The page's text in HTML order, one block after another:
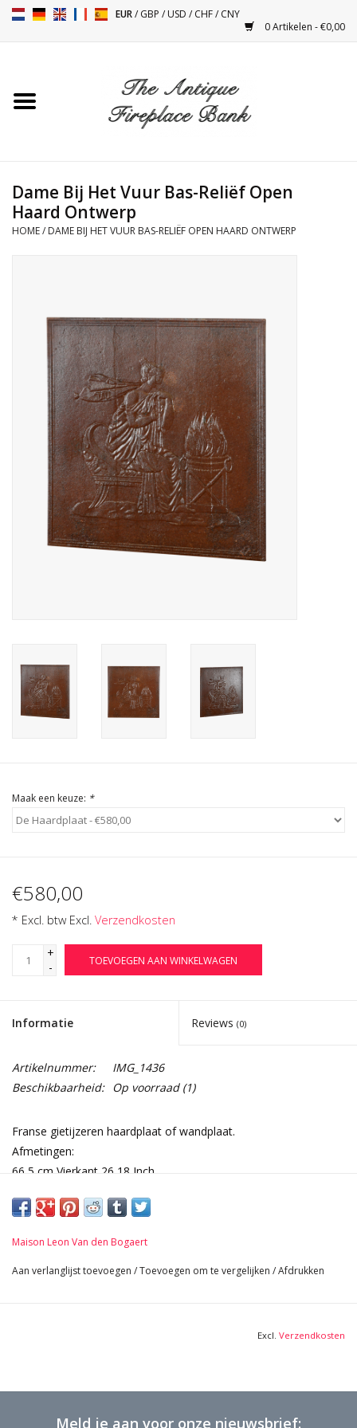
EUR/GBP /USD /CHF/CNY
0 Artikelen - €0,00
Toebehoren
Kacheltjes
Antiquiteiten en Vintage
Objecten
Decoratieve Outdoor
Objecten
Vloeren - Steen, Terra Cotta
& Marmer
Login
Dame Bij Het Vuur Bas-Reliëf Open
Haard Ontwerp
HOME/ DAME BIJ HET VUUR BAS-RELIËF OPEN HAARD ONTWERP
Maak een keuze: *
€580,00
* Excl. btw Excl. Verzendkosten
+
-
TOEVOEGEN AAN WINKELWAGEN
Informatie Reviews (0)
Artikelnummer:
IMG_1436
Beschikbaarheid: Op voorraad(1)
Franse gietijzeren haardplaat of wandplaat.
Afmetingen:
66,5 cm Vierkant 26,18 Inch
37 Kg
Maison Leon Van den Bogaert
Aan verlanglijst toevoegen /Toevoegen om te vergelijken /Afdrukken
Excl. Verzendkosten
Meld je aan voor onze nieuwsbrief: